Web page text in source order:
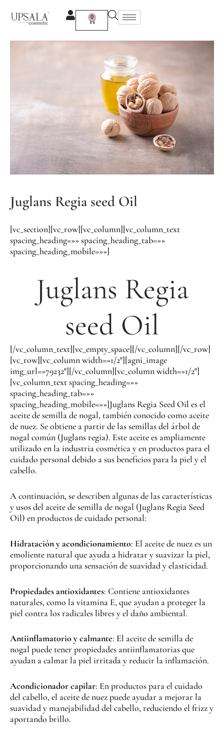
contenido
0
Carrito
Juglans Regia seed Oil
[vc_section][vc_row][vc_column][vc_column_text
spacing_heading=»» spacing_heading_tab=»»
spacing_heading_mobile=»»]
Juglans Regia
seed Oil
[/vc_column_text][vc_empty_space][/vc_column][/vc_row]
[vc_row][vc_column width=»1/2″][agni_image
img_url=»79232″][/vc_column][vc_column width=»1/2″]
[vc_column_text spacing_heading=»»
spacing_heading_tab=»»
spacing_heading_mobile=»»]Juglans Regia Seed Oil es el
aceite de semilla de nogal, también conocido como aceite
de nuez. Se obtiene a partir de las semillas del árbol de
nogal común (Juglans regia). Este aceite es ampliamente
utilizado en la industria cosmética y en productos para el
cuidado personal debido a sus beneficios para la piel y el
cabello.
A continuación, se describen algunas de las características
y usos del aceite de semilla de nogal (Juglans Regia Seed
Oil) en productos de cuidado personal:
Hidratación y acondicionamiento: El aceite de nuez es un
emoliente natural que ayuda a hidratar y suavizar la piel,
proporcionando una sensación de suavidad y elasticidad.
Propiedades antioxidantes: Contiene antioxidantes
naturales, como la vitamina E, que ayudan a proteger la
piel contra los radicales libres y el daño ambiental.
Antiinflamatorio y calmante: El aceite de semilla de
nogal puede tener propiedades antiinflamatorias que
ayudan a calmar la piel irritada y reducir la inflamación.
Acondicionador capilar: En productos para el cuidado
del cabello, el aceite de nuez puede ayudar a mejorar la
suavidad y manejabilidad del cabello, reduciendo el frizz y
aportando brillo.